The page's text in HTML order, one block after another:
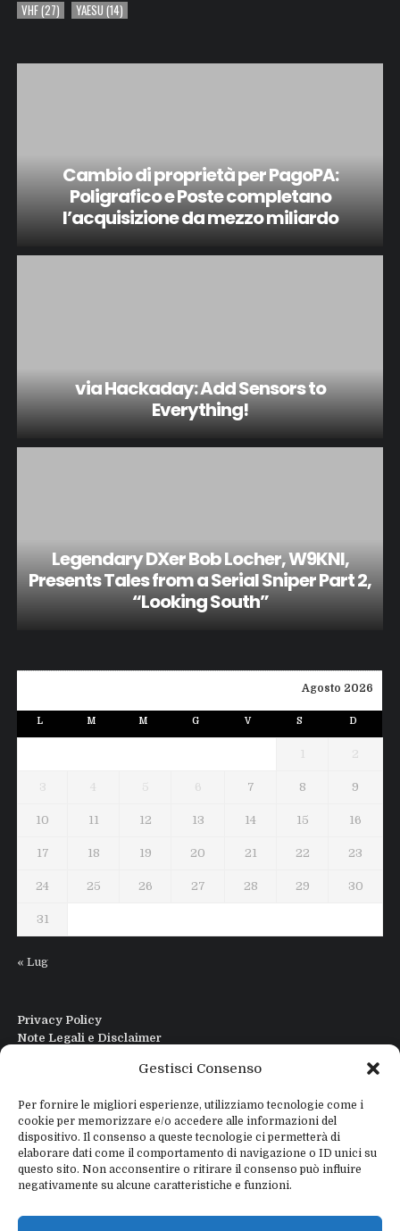
Gestisci Consenso
Per fornire le migliori esperienze, utilizziamo tecnologie come i
cookie per memorizzare e/o accedere alle informazioni del
dispositivo. Il consenso a queste tecnologie ci permetterà di
elaborare dati come il comportamento di navigazione o ID unici su
questo sito. Non acconsentire o ritirare il consenso può influire
negativamente su alcune caratteristiche e funzioni.
VHF(27) YAESU (14)
Cambio di proprietà per PagoPA:
Poligrafico e Poste completano
l’acquisizione da mezzo miliardo
via Hackaday: Add Sensors to
Everything!
Legendary DXer Bob Locher, W9KNI,
Presents Tales from a Serial Sniper Part 2,
“Looking South”
Agosto 2026
L M M G V S D
1 2
3 4 5 6 7 8 9
10 11 12 13 14 15 16
17 18 19 20 21 22 23
24 25 26 27 28 29 30
31
« Lug
Privacy Policy
Note Legali e Disclaimer